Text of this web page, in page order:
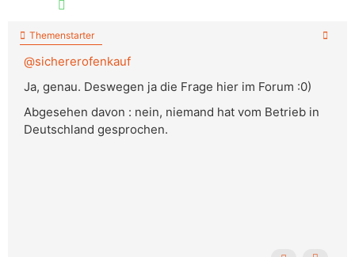
Themenstarter
@sichererofenkauf
Ja, genau. Deswegen ja die Frage hier im Forum :0)
Abgesehen davon : nein, niemand hat vom Betrieb in
Deutschland gesprochen.